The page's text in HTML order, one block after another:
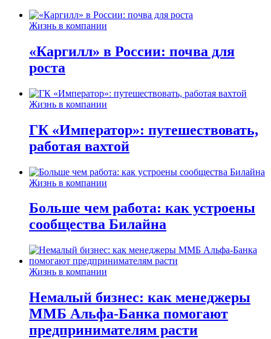
Жизнь в компании
«Каргилл» в России: почва для
роста
Жизнь в компании
ГК «Император»: путешествовать,
работая вахтой
Жизнь в компании
Больше чем работа: как устроены
сообщества Билайна
Жизнь в компании
Немалый бизнес: как менеджеры
ММБ Альфа-Банка помогают
предпринимателям расти